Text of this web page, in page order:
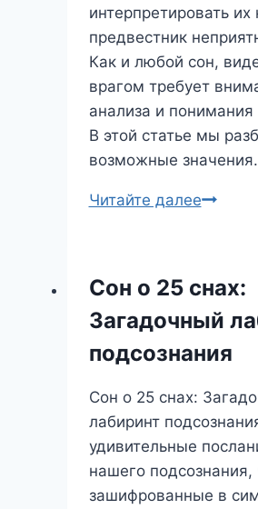
интерпретировать их
предвестник
Как и любой сон,
врагом требует
анализа и понимания
В этой статье мы
возможные
Читайте далееСон
он
в
вашем
Сон о 25 снах:
Загадочный
подсознания
Сон о 25 снах:
лабиринт
удивительные
нашего подсознания,
зашифрованные в